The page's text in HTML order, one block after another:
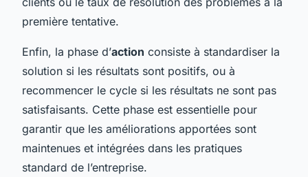
première tentative.
Enfin, la phase d’action consiste à standardiser la
solution si les résultats sont positifs, ou à
recommencer le cycle si les résultats ne sont pas
satisfaisants. Cette phase est essentielle pour
garantir que les améliorations apportées sont
maintenues et intégrées dans les pratiques
standard de l’entreprise.